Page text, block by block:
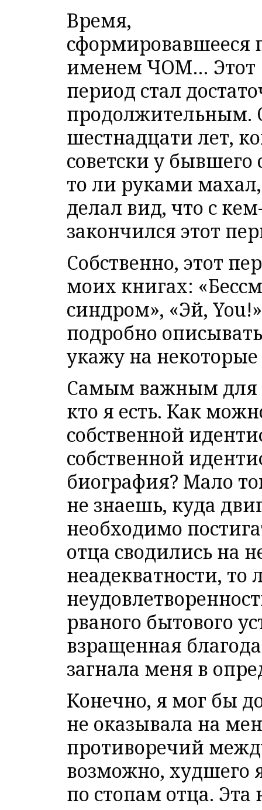
Время,
сформировавшееся
именем ЧОМ… Этот
период стал
продолжительным.
шестнадцати лет,
советски у бывшего
то ли руками
делал вид, что с
закончился этот
Собственно, этот
моих книгах:
синдром», «Эй,
подробно
укажу на
Самым важным для
кто я есть. Как
собственной
собственной
биография? Мало
не знаешь, куда
необходимо
отца сводились на
неадекватности, то
рваного бытового
взращенная
загнала меня в
Конечно, я мог бы
не оказывала на
противоречий
возможно, худшего
по стопам отца. Эта